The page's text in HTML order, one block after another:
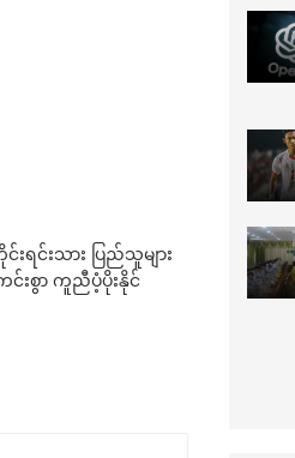
င်းသား ပြည်သူများ
င်းစွာ ကူညီပံ့ပိုးနိုင်